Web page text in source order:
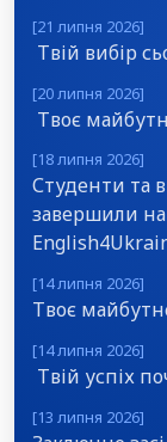
[21 липня 2026]
Твій вибір
[20 липня 2026]
Твоє
[18 липня 2026]
Студенти та
завершили
[14 липня 2026]
Твоє
[14 липня 2026]
Твій успіх
[13 липня 2026]